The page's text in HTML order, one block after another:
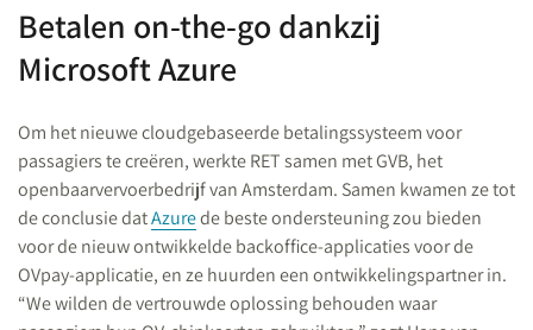
Betalen on-the-go dankzij
Microsoft Azure
Om het nieuwe cloudgebaseerde betalingssysteem voor
passagiers te creëren, werkte RET samen met GVB, het
openbaarvervoerbedrijf van Amsterdam. Samen kwamen ze tot
de conclusie datAzurede beste ondersteuning zou bieden
voor de nieuw ontwikkelde backoffice-applicaties voor de
OVpay-applicatie, en ze huurden een ontwikkelingspartner in.
“We wilden de vertrouwde oplossing behouden waar